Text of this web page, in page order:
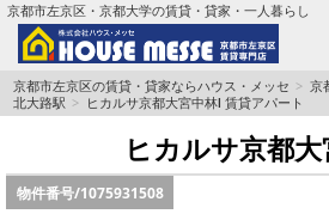
京都市左京区・京都大学の賃貸・貸家・一人暮らし
TOPページ
地図から検索
地域から検索
京都市左京区の賃貸・貸家ならハウス・メッセ 京
北大路駅
ヒカルサ京都大宮中林Ⅰ 賃貸アパート
ヒカルサ京都大
物件番号/1075931508